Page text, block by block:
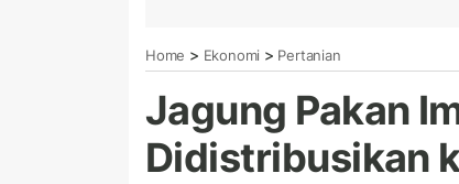
Home > Ekonomi > Pertanian
Jagung Pakan
Didistribusikan